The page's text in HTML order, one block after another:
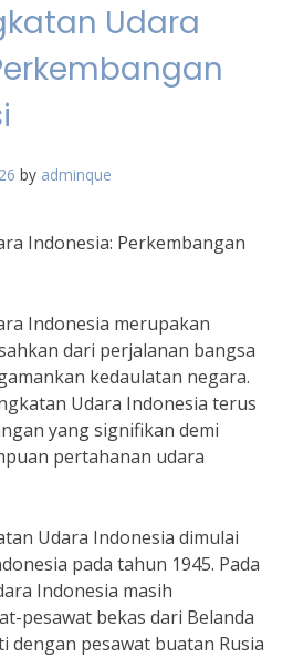
Udara
by adminque
Indonesia: Perkembangan
Indonesia merupakan
dari perjalanan bangsa
kedaulatan negara.
Udara Indonesia terus
yang signifikan demi
pertahanan udara
Udara Indonesia dimulai
pada tahun 1945. Pada
Indonesia masih
pesawat bekas dari Belanda
dengan pesawat buatan Rusia